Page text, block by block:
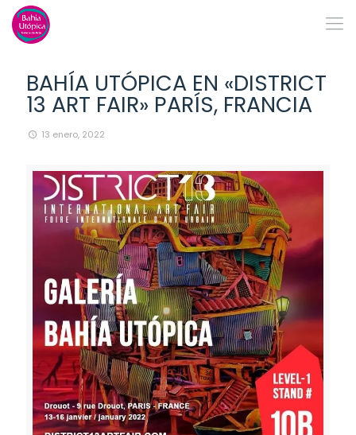
BAHÍA UTÓPICA EN «DISTRICT
13 ART FAIR» PARÍS, FRANCIA
13 enero, 2022